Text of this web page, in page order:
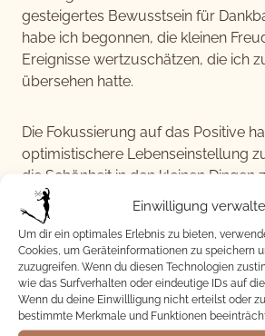
Einwilligung
Um dir ein optimales Erlebnis zu bieten,
Cookies, um Geräteinformationen zu speichern
zuzugreifen. Wenn du diesen Technologien
wie das Surfverhalten oder eindeutige IDs auf
Wenn du deine Einwillligung nicht erteilst oder
bestimmte Merkmale und Funktionen
gesteigertes Bewusstsein für
habe ich begonnen, die kleinen
Ereignisse wertzuschätzen, die ich
übersehen hatte.
Die Fokussierung auf das Positive
optimistischere Lebenseinstellung
die Schönheit in den kleinen Dingen
STÄRKUNG DER
Als ich meine Gedanken regelmäßig
brachte, bemerkte ich, wie meine
Ich begann, Ideen zu skizzieren,
entwerfen und meine inneren